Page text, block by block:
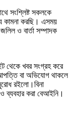
সংশ্লিষ্ট সকলকে
কামনা করছি। এসময়
ও বার্তা সম্পাদক
থেকে খবর সংগ্রহ করে
বা অভিযোগ থাকলে
রইলো।বিনা
করা বেআইনি।